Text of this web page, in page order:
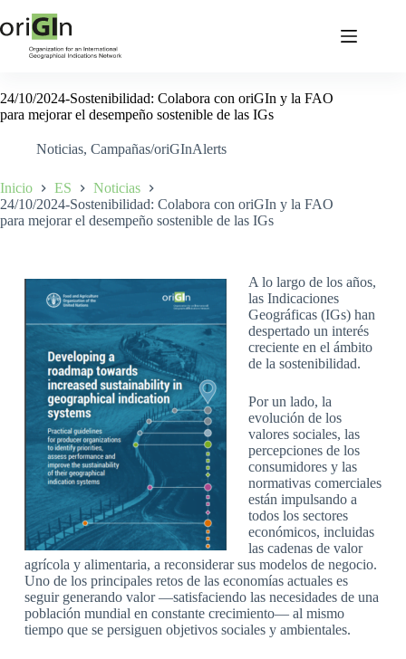
24/10/2024-Sostenibilidad: Colabora con oriGIn y la FAO
para mejorar el desempeño sostenible de las IGs
Noticias, Campañas/oriGInAlerts
Inicio ES
Noticias
24/10/2024-Sostenibilidad: Colabora con oriGIn y la FAO
para mejorar el desempeño sostenible de las IGs
A lo largo de los años,
las Indicaciones
Geográficas (IGs) han
despertado un interés
creciente en el ámbito
de la sostenibilidad.
Por un lado, la
evolución de los
valores sociales, las
percepciones de los
consumidores y las
normativas comerciales
están impulsando a
todos los sectores
económicos, incluidas
las cadenas de valor
agrícola y alimentaria, a reconsiderar sus modelos de negocio.
Uno de los principales retos de las economías actuales es
seguir generando valor —satisfaciendo las necesidades de una
población mundial en constante crecimiento— al mismo
tiempo que se persiguen objetivos sociales y ambientales.